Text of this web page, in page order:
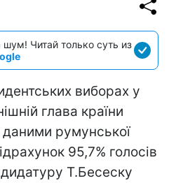
Читай только суть из
виборах у
глава країни
румунської
95,7% голосів
Т.Бесеску